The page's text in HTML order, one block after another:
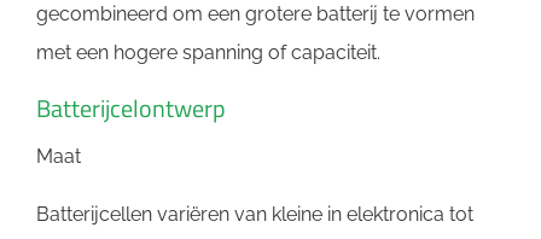
gecombineerd om een ​​grotere batterij te vormen
met een hogere spanning of capaciteit.
Batterijcelontwerp
Maat
Batterijcellen variëren van kleine in elektronica tot